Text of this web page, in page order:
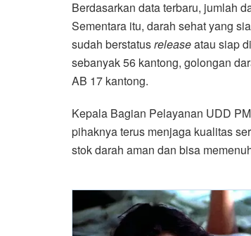
Berdasarkan data terbaru, jumlah
Sementara itu, darah sehat yang
sudah berstatusreleaseatau siap
sebanyak 56 kantong, golongan
AB 17 kantong.
Kepala Bagian Pelayanan UDD
pihaknya terus menjaga kualitas
stok darah aman dan bisa